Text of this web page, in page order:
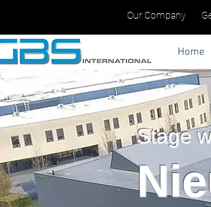
Our Company
Home
Stage